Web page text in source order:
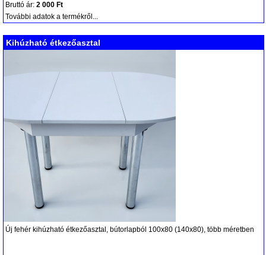
Bruttó ár: 2 000 Ft
További adatok a termékről...
Kihúzható étkezőasztal
Új fehér kihúzható étkezőasztal, bútorlapból 100x80 (140x80), több méretben